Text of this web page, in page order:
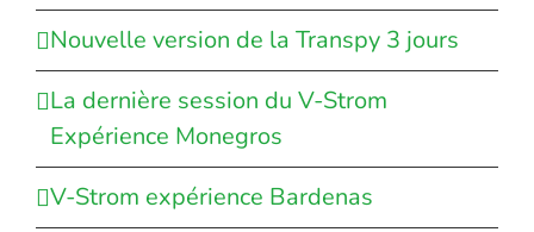
Nouvelle version de la Transpy 3 jours
La dernière session du V-Strom
Expérience Monegros
V-Strom expérience Bardenas